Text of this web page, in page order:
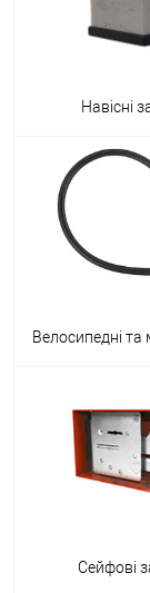
Навісні
Велосипедні
Сейфові